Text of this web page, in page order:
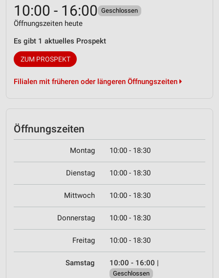
10:00 - 16:00 Geschlossen
Öffnungszeiten heute
Es gibt 1 aktuelles Prospekt
ZUM PROSPEKT
Filialen mit früheren oder längeren Öffnungszeiten
Öffnungszeiten
Montag 10:00 - 18:30
Dienstag 10:00 - 18:30
Mittwoch 10:00 - 18:30
Donnerstag 10:00 - 18:30
Freitag 10:00 - 18:30
Samstag 10:00 - 16:00 |
Geschlossen